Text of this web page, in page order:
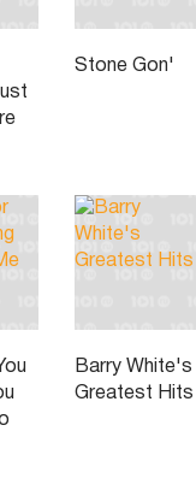
Stone Gon'
Barry White's
Greatest Hits